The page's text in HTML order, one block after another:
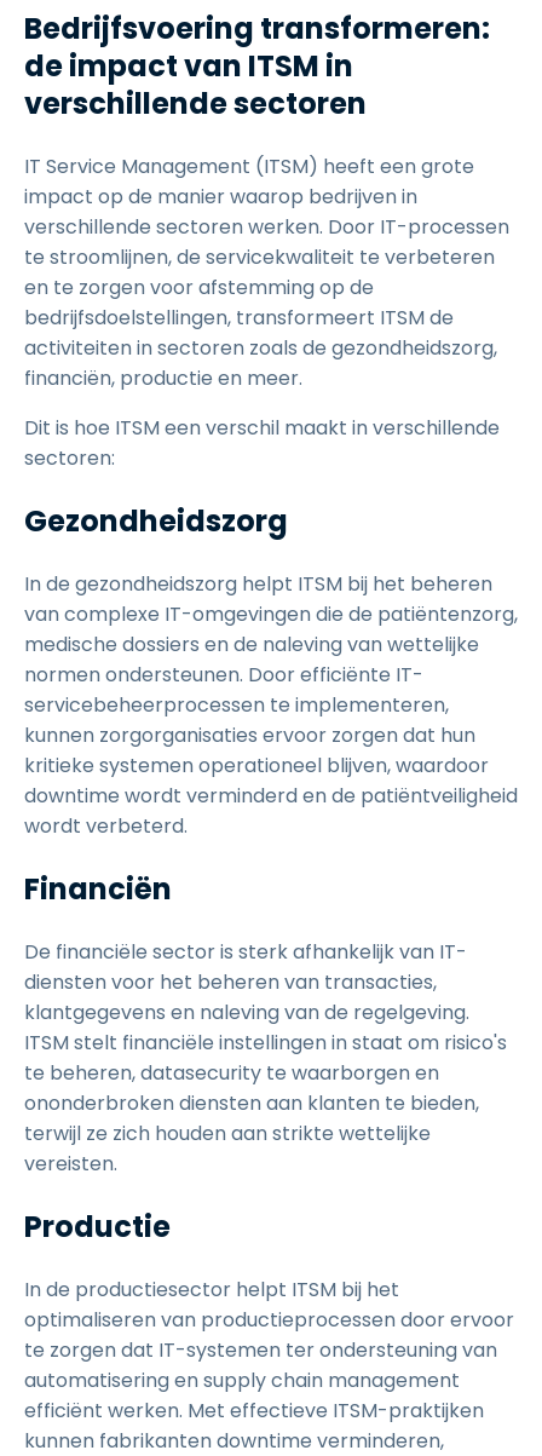
Bedrijfsvoering transformeren:
de impact van ITSM in
verschillende sectoren
IT Service Management (ITSM) heeft een grote
impact op de manier waarop bedrijven in
verschillende sectoren werken. Door IT-processen
te stroomlijnen, de servicekwaliteit te verbeteren
en te zorgen voor afstemming op de
bedrijfsdoelstellingen, transformeert ITSM de
activiteiten in sectoren zoals de gezondheidszorg,
financiën, productie en meer.
Dit is hoe ITSM een verschil maakt in verschillende
sectoren:
Gezondheidszorg
In de gezondheidszorg helpt ITSM bij het beheren
van complexe IT-omgevingen die de patiëntenzorg,
medische dossiers en de naleving van wettelijke
normen ondersteunen. Door efficiënte IT-
servicebeheerprocessen te implementeren,
kunnen zorgorganisaties ervoor zorgen dat hun
kritieke systemen operationeel blijven, waardoor
downtime wordt verminderd en de patiëntveiligheid
wordt verbeterd.
Financiën
De financiële sector is sterk afhankelijk van IT-
diensten voor het beheren van transacties,
klantgegevens en naleving van de regelgeving.
ITSM stelt financiële instellingen in staat om risico's
te beheren, datasecurity te waarborgen en
ononderbroken diensten aan klanten te bieden,
terwijl ze zich houden aan strikte wettelijke
vereisten.
Productie
In de productiesector helpt ITSM bij het
optimaliseren van productieprocessen door ervoor
te zorgen dat IT-systemen ter ondersteuning van
automatisering en supply chain management
efficiënt werken. Met effectieve ITSM-praktijken
kunnen fabrikanten downtime verminderen,